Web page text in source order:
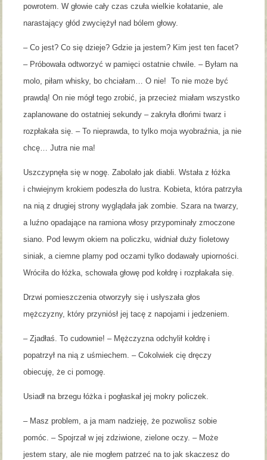
powrotem. W głowie cały czas czuła wielkie kołatanie, ale
narastający głód zwyciężył nad bólem głowy.
– Co jest? Co się dzieje? Gdzie ja jestem? Kim jest ten facet?
– Próbowała odtworzyć w pamięci ostatnie chwile. – Byłam na
molo, piłam whisky, bo chciałam… O nie! To nie może być
prawdą! On nie mógł tego zrobić, ja przecież miałam wszystko
zaplanowane do ostatniej sekundy – zakryła dłońmi twarz i
rozpłakała się. – To nieprawda, to tylko moja wyobraźnia, ja nie
chcę… Jutra nie ma!
Uszczypnęła się w nogę. Zabolało jak diabli. Wstała z łóżka
i chwiejnym krokiem podeszła do lustra. Kobieta, która patrzyła
na nią z drugiej strony wyglądała jak zombie. Szara na twarzy,
a luźno opadające na ramiona włosy przypominały zmoczone
siano. Pod lewym okiem na policzku, widniał duży fioletowy
siniak, a ciemne plamy pod oczami tylko dodawały upiorności.
Wróciła do łóżka, schowała głowę pod kołdrę i rozpłakała się.
Drzwi pomieszczenia otworzyły się i usłyszała głos
mężczyzny, który przyniósł jej tacę z napojami i jedzeniem.
– Zjadłaś. To cudownie! – Mężczyzna odchylił kołdrę i
popatrzył na nią z uśmiechem. – Cokolwiek cię dręczy
obiecuję, że ci pomogę.
Usiadł na brzegu łóżka i pogłaskał jej mokry policzek.
– Masz problem, a ja mam nadzieję, że pozwolisz sobie
pomóc. – Spojrzał w jej zdziwione, zielone oczy. – Może
jestem stary, ale nie mogłem patrzeć na to jak skaczesz do